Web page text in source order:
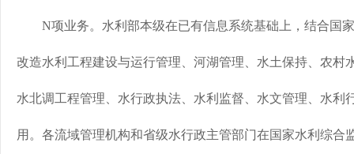
N项业务。水利部本级在已有信息系统基础上，结合国
改造水利工程建设与运行管理、河湖管理、水土保持、农村
水北调工程管理、水行政执法、水利监督、水文管理、水利
用。各流域管理机构和省级水行政主管部门在国家水利综合